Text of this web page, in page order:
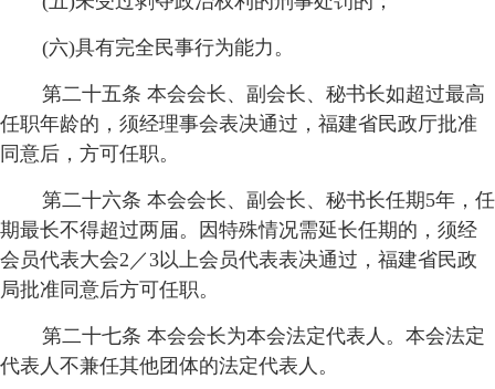
(六)具有完全民事行为能力。
第二十五条 本会会长、副会长、秘书长如超过最高
任职年龄的，须经理事会表决通过，福建省民政厅批准
同意后，方可任职。
第二十六条 本会会长、副会长、秘书长任期5年，任
期最长不得超过两届。因特殊情况需延长任期的，须经
会员代表大会2／3以上会员代表表决通过，福建省民政
局批准同意后方可任职。
第二十七条 本会会长为本会法定代表人。本会法定
代表人不兼任其他团体的法定代表人。